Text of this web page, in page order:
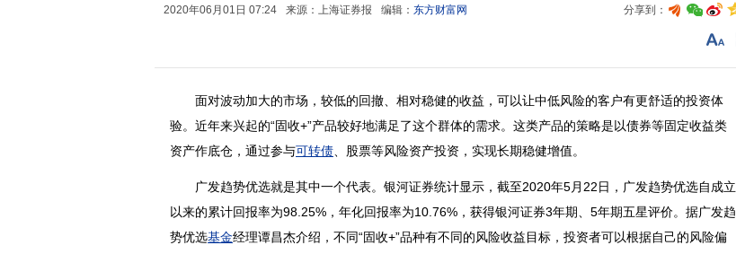
2020年06月01日 07:24 来源： 上海证券报 编辑： 东方财富网 分享到：
面对波动加大的市场 ，较低的回撤、相对稳健的收益，可以让中低风险的客户有更舒适的投资体
验。近年来兴起的“固收+”产品较好地满足了这个群体的需求。这类产品的策略是以债券等固定收益类
资产作底仓，通过参与可转债 、股票等风险资产投资，实现长期稳健增值。
广发趋势优选就是其中一个代表。银河证券统计显示，截至2020年5月22日，广发趋势优选自成立
以来的累计回报率为98.25%，年化回报率为10.76%，获得银河证券3年期、5年期五星评价。据广发趋
势优选基金经理谭昌杰介绍，不同“固收+”品种有不同的风险收益目标，投资者可以根据自己的风险偏